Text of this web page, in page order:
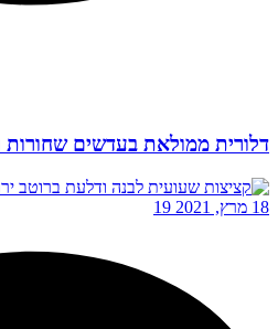
דלורית ממולאת בעדשים שחורות
18 מרץ, 2021 19